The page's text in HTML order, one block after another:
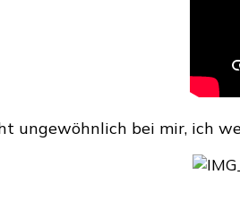
ungewöhnlich bei mir, ich